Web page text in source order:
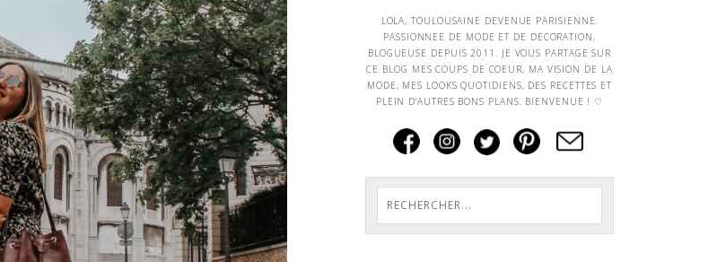
LOLA, TOULOUSAINE DEVENUE PARISIENNE.
PASSIONNEE DE MODE ET DE DECORATION,
BLOGUEUSE DEPUIS 2011. JE VOUS PARTAGE SUR
CE BLOG MES COUPS DE COEUR, MA VISION DE LA
MODE, MES LOOKS QUOTIDIENS, DES RECETTES ET
PLEIN D'AUTRES BONS PLANS. BIENVENUE ! ♡